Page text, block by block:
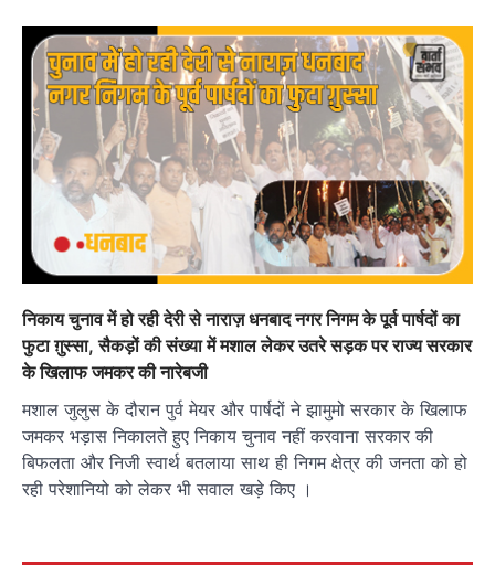
निकाय चुनाव में हो रही देरी से नाराज़ धनबाद नगर निगम के पूर्व पार्षदों का
फुटा ग़ुस्सा, सैकड़ों की संख्या में मशाल लेकर उतरे सड़क पर राज्य सरकार
के खिलाफ जमकर की नारेबजी
मशाल जुलुस के दौरान पुर्व मेयर और पार्षदों ने झामुमो सरकार के खिलाफ
जमकर भड़ास निकालते हुए निकाय चुनाव नहीं करवाना सरकार की
बिफलता और निजी स्वार्थ बतलाया साथ ही निगम क्षेत्र की जनता को हो
रही परेशानियो को लेकर भी सवाल खड़े किए ।